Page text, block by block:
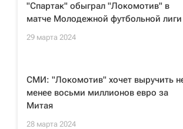
"Спартак" обыграл "Локомотив" в
матче Молодежной футбольной лиги
29 марта 2024
СМИ: "Локомотив" хочет выручить
менее восьми миллионов евро за
Митая
28 марта 2024